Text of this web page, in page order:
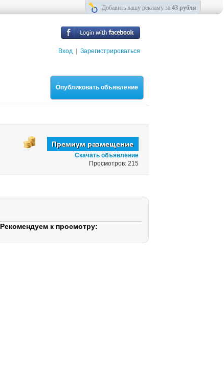
Вход Зарегистрироваться
Опубликовать объявление
Скачать объявление
Просмотров: 215
Добавить вашу рекламу за 43 рубля
Рекомендуем к просмотру: